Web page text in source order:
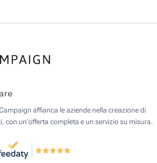
affianca le aziende nella creazione di
con un'offerta completa e un servizio su misura.